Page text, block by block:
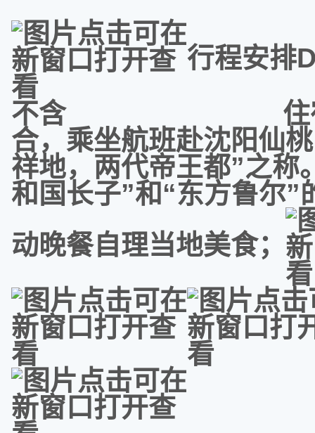
行程安
不含 住宿：沈
合，乘坐航班赴沈阳仙
祥地，两代帝王都”之称
和国长子”和“东方鲁尔
动晚餐自理当地美食；